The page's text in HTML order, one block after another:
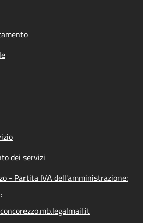
dei servizi
- Partita IVA dell'amministrazione: